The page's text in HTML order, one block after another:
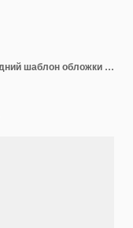
Ручной обращается плоский новогодний шаблон обложки в социальных сетях